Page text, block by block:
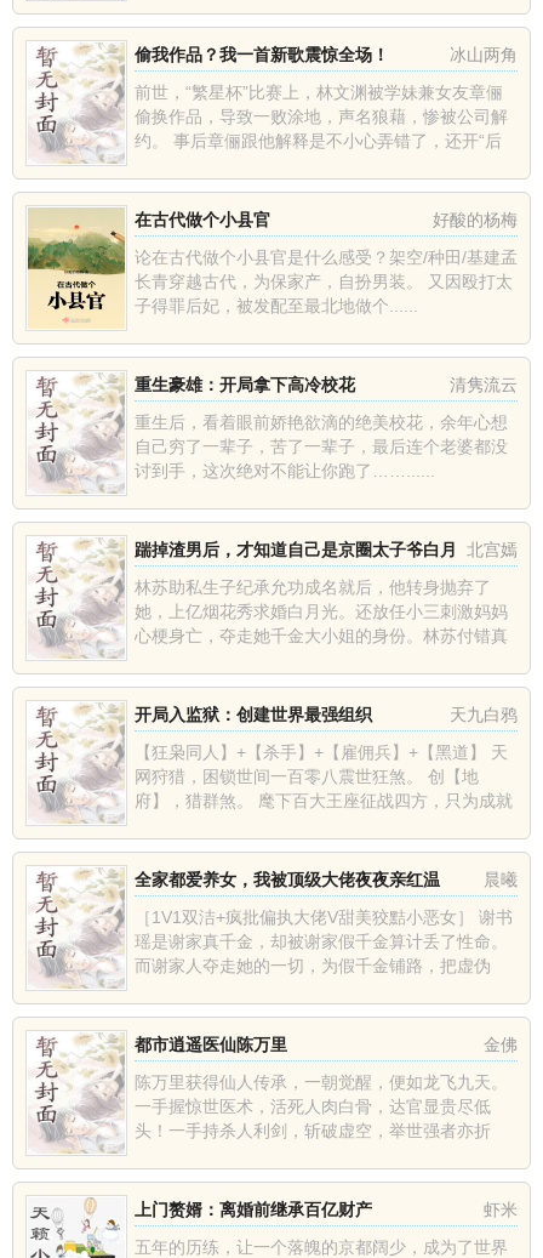
冰山两角
偷我作品？我一首新歌震惊全场！
前世，“繁星杯”比赛上，林文渊被学妹兼女友章俪
偷换作品，导致一败涂地，声名狼藉，惨被公司解
约。 事后章俪跟他解释是不小心弄错了，还开“后
好酸的杨梅
在古代做个小县官
论在古代做个小县官是什么感受？架空/种田/基建孟
长青穿越古代，为保家产，自扮男装。 又因殴打太
子得罪后妃，被发配至最北地做个......
清隽流云
重生豪雄：开局拿下高冷校花
重生后，看着眼前娇艳欲滴的绝美校花，余年心想
自己穷了一辈子，苦了一辈子，最后连个老婆都没
讨到手，这次绝对不能让你跑了……......
北宫嫣
踹掉渣男后，才知道自己是京圈太子爷白月
光
林苏助私生子纪承允功成名就后，他转身抛弃了
她，上亿烟花秀求婚白月光。还放任小三刺激妈妈
心梗身亡，夺走她千金大小姐的身份。林苏付错真
天九白鸦
开局入监狱：创建世界最强组织
【狂枭同人】+【杀手】+【雇佣兵】+【黑道】 天
网狩猎，困锁世间一百零八震世狂煞。 创【地
府】，猎群煞。 麾下百大王座征战四方，只为成就
晨曦
全家都爱养女，我被顶级大佬夜夜亲红温
［1V1双洁+疯批偏执大佬V甜美狡黠小恶女］ 谢书
瑶是谢家真千金，却被谢家假千金算计丢了性命。
而谢家人夺走她的一切，为假千金铺路，把虚伪
金佛
都市逍遥医仙陈万里
陈万里获得仙人传承，一朝觉醒，便如龙飞九天。
一手握惊世医术，活死人肉白骨，达官显贵尽低
头！一手持杀人利剑，斩破虚空，举世强者亦折
虾米
上门赘婿：离婚前继承百亿财产
五年的历练，让一个落魄的京都阔少，成为了世界